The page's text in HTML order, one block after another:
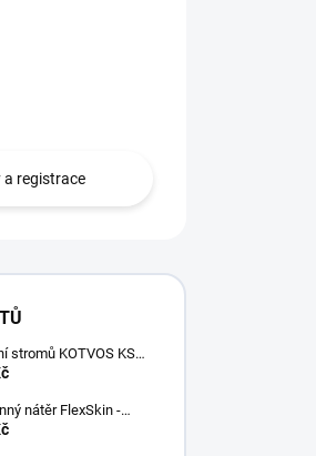
a registrace
stromů KOTVOS KSB-
nátěr FlexSkin -